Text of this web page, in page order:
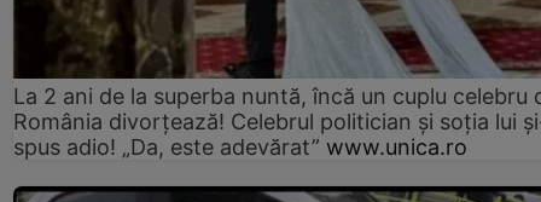
La 2 ani de la superba nuntă, încă un cuplu celebru
România divorțează! Celebrul politician și soția lui
spus adio! „Da, este adevărat” www.unica.ro